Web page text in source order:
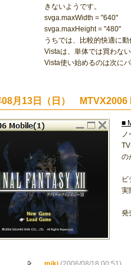
きないようです。
svga.maxWidth = "640"
svga.maxHeight = "480"
うちでは、比較的快適に動
Vistaは、単体では買わない
Vista使い始めるのは次に
08月13日（日） MTVX2006
■
ノ
の
ビ
実
発